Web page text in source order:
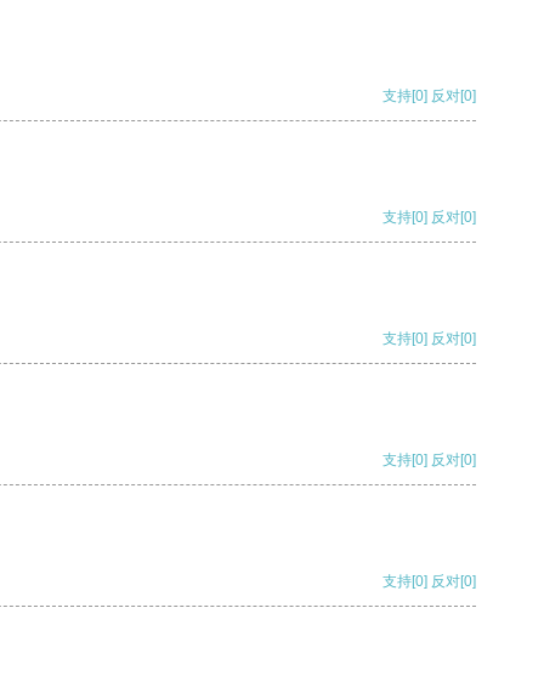
支持[0] 反对[0]
支持[0] 反对[0]
支持[0] 反对[0]
支持[0] 反对[0]
支持[0] 反对[0]